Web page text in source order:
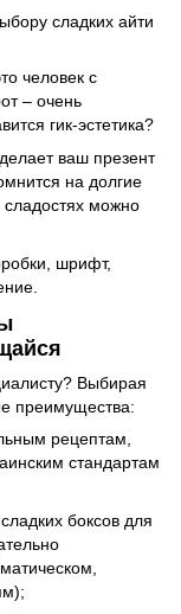
сладких айти
человек с
– очень
гик-эстетика?
ваш презент
на долгие
можно
шрифт,
Выбирая
преимущества:
рецептам,
стандартам
боксов для